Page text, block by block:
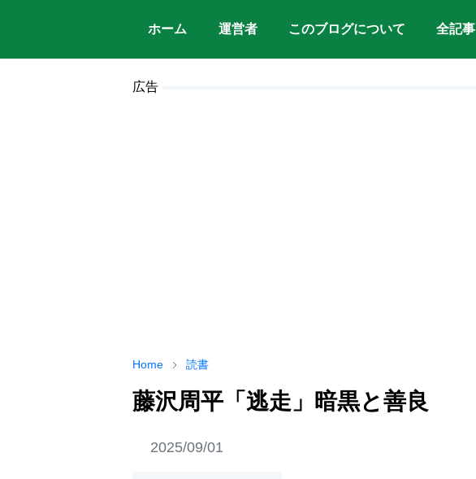
ホーム 運営者 このブログについて 全記事
広告
Home 読書
藤沢周平「逃走」暗黒と善良
2025/09/01